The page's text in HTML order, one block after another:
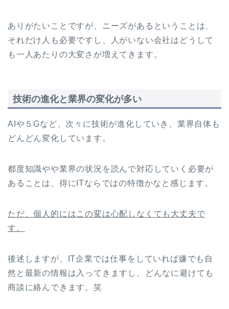
ありがたいことですが、ニーズがあるということは、
それだけ人も必要ですし、人がいない会社はどうして
も一人あたりの大変さが増えてきます。
技術の進化と業界の変化が多い
AIや５Gなど、次々に技術が進化していき、業界自体も
どんどん変化しています。
都度知識やや業界の状況を読んで対応していく必要が
あることは、得にITならではの特徴かなと感じます。
ただ、個人的にはこの変は心配しなくても大丈夫で
す。
後述しますが、IT企業では仕事をしていれば嫌でも自
然と最新の情報は入ってきますし、どんなに避けても
商談に絡んできます。笑